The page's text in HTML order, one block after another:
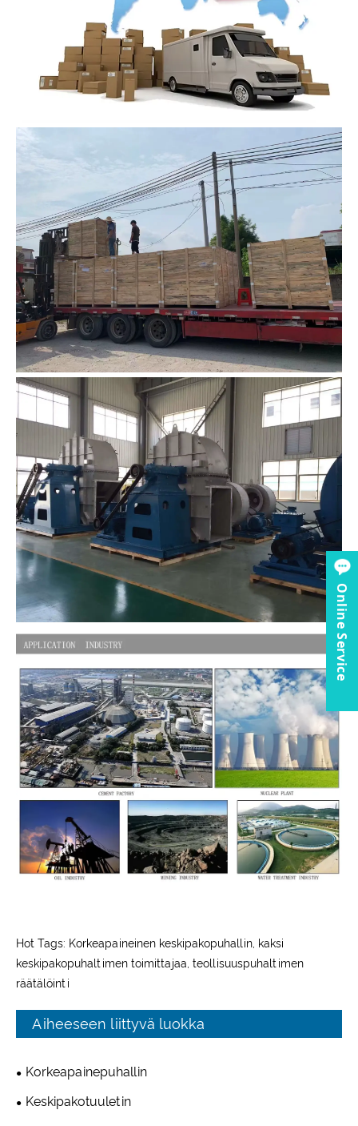
Hot Tags: Korkeapaineinen keskipakopuhallin, kaksi
keskipakopuhaltimen toimittajaa, teollisuuspuhaltimen
räätälöinti
Aiheeseen liittyvä luokka
Korkeapainepuhallin
Keskipakotuuletin
Online Service